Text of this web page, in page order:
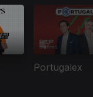
Portugalex